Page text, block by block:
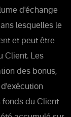
d'échange
lesquelles le
et peut être
Client. Les
des bonus,
fonds du Client